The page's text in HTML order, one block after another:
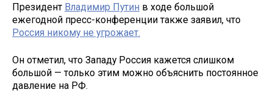
Президент Владимир Путин в ходе большой
ежегодной пресс-конференции также заявил, что
Россия никому не угрожает.
Он отметил, что Западу Россия кажется слишком
большой — только этим можно объяснить постоянное
давление на РФ.